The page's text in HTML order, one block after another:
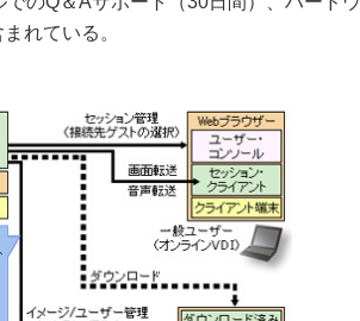
れている。